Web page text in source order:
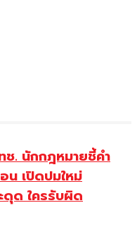
. นักกฎหมายชี้คำ
น เปิดปมใหม่
ดุด ใครรับผิด